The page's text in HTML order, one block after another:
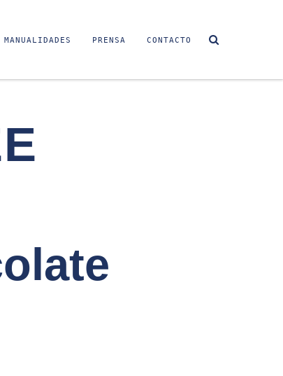
MANUALIDADES PRENSA CONTACTO